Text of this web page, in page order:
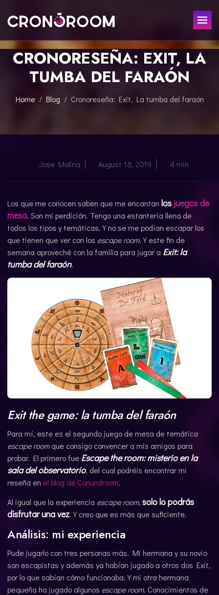
ESCAPE ROOM
THE JAGUAR'S TREASURE
FOR KIDS
EVENTS
BOOK NOW
ESPAÑOL
CATALÀ
CRONORESEÑA: EXIT, LA
TUMBA DEL FARAÓN
Home Blog Cronoreseña: Exit, La tumba del faraón
Jose Molina August 18, 2019 4 min
Los que me conocen saben que me encantan los juegos de
mesa. Son mi perdición. Tengo una estantería llena de
todos los tipos y temáticas. Y no se me podían escapar los
que tienen que ver con los escape room. Y este fin de
semana aproveché con la familia para jugar a Exit: la
tumba del faraón.
Exit the game: la tumba del faraón
Para mí, este es el segundo juego de mesa de temática
escape roomque consigo convencer a mis amigos para
probar. El primero fue Escape the room: misterio en la
sala del observatorio, del cual podréis encontrar mi
reseña en el blog de Conundroom.
Al igual que la experiencia escape room,solo lo podrás
disfrutar una vez. Y creo que es más que suficiente.
Análisis: mi experiencia
Pude jugarlo con tres personas más. Mi hermana y su novio
son escapistas y además ya habían jugado a otros dos Exit,
por lo que sabían cómo funcionaba. Y mi otra hermana
pequeña ha jugado algunos escape room. Conocimientos de